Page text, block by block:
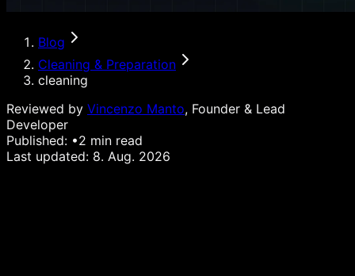
Blog
Cleaning & Preparation
cleaning
Reviewed by Vincenzo Manto, Founder & Lead
Developer
Published: •2 min read
Last updated: 8. Aug. 2026